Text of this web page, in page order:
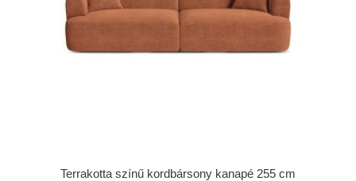
Terrakotta színű kordbársony kanapé 255 cm